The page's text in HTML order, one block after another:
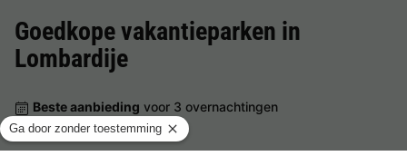
Goedkope vakantieparken in
Lombardije
Beste aanbieding voor 3 overnachtingen